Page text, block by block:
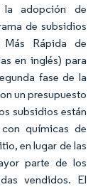
la adopción de
de subsidios
Más Rápida de
en inglés) para
fase de la
un presupuesto
subsidios están
químicas de
en lugar de las
parte de los
vendidos. El